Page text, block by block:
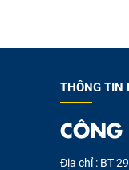
THÔNG TIN
CÔNG
Địa chỉ : BT